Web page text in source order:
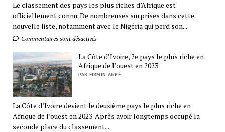
Le classement des pays les plus riches d’Afrique est
officiellement connu. De nombreuses surprises dans cette
nouvelle liste, notamment avec le Nigéria qui perd son...
Commentaires sont désactivés
La Côte d’Ivoire, 2e pays le plus riche en
Afrique de l’ouest en 2023
PAR FIRMIN AGBÉ
La Côte d’Ivoire devient le deuxième pays le plus riche en
Afrique de l’ouest en 2023. Après avoir longtemps occupé la
seconde place du classement...